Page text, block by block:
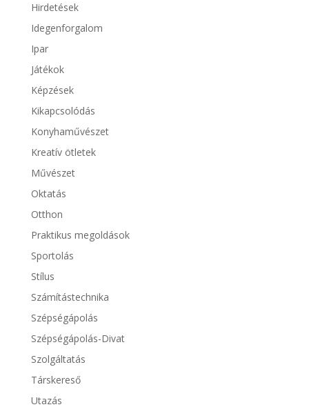
Hirdetések
Idegenforgalom
Ipar
Játékok
Képzések
Kikapcsolódás
Konyhaművészet
Kreatív ötletek
Művészet
Oktatás
Otthon
Praktikus megoldások
Sportolás
Stílus
Számítástechnika
Szépségápolás
Szépségápolás-Divat
Szolgáltatás
Társkereső
Utazás